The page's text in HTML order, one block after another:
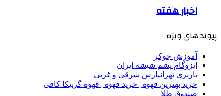
اخبار هفته
پیوند های ویژه
آموزش جوکر
ایزوگام پشم شیشه ایران
باربری تهرانپارس شرقی و غربی
خرید بهترین قهوه | خرید قهوه | قهوه گرنیکا کافی
صندوق طلا